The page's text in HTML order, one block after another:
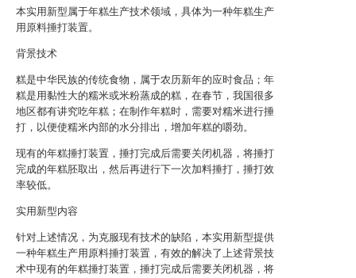
本实用新型属于年糕生产技术领域，具体为一种年糕生产
用原料捶打装置。
背景技术
糕是中华民族的传统食物，属于农历新年的应时食品；年
糕是用黏性大的糯米或米粉蒸成的糕，在春节，我国很多
地区都有讲究吃年糕；在制作年糕时，需要对糯米进行捶
打，以便使糯米内部的水分排出，增加年糕的嚼劲。
现有的年糕捶打装置，捶打完成后需要关闭机器，将捶打
完成的年糕胚取出，然后再进行下一次加料捶打，捶打效
率较低。
实用新型内容
针对上述情况，为克服现有技术的缺陷，本实用新型提供
一种年糕生产用原料捶打装置，有效的解决了上述背景技
术中现有的年糕捶打装置，捶打完成后需要关闭机器，将